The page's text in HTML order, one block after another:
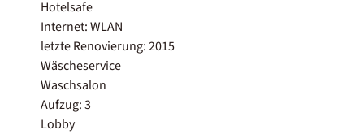
Hotelsafe
Internet: WLAN
letzte Renovierung: 2015
Wäscheservice
Waschsalon
Aufzug: 3
Lobby